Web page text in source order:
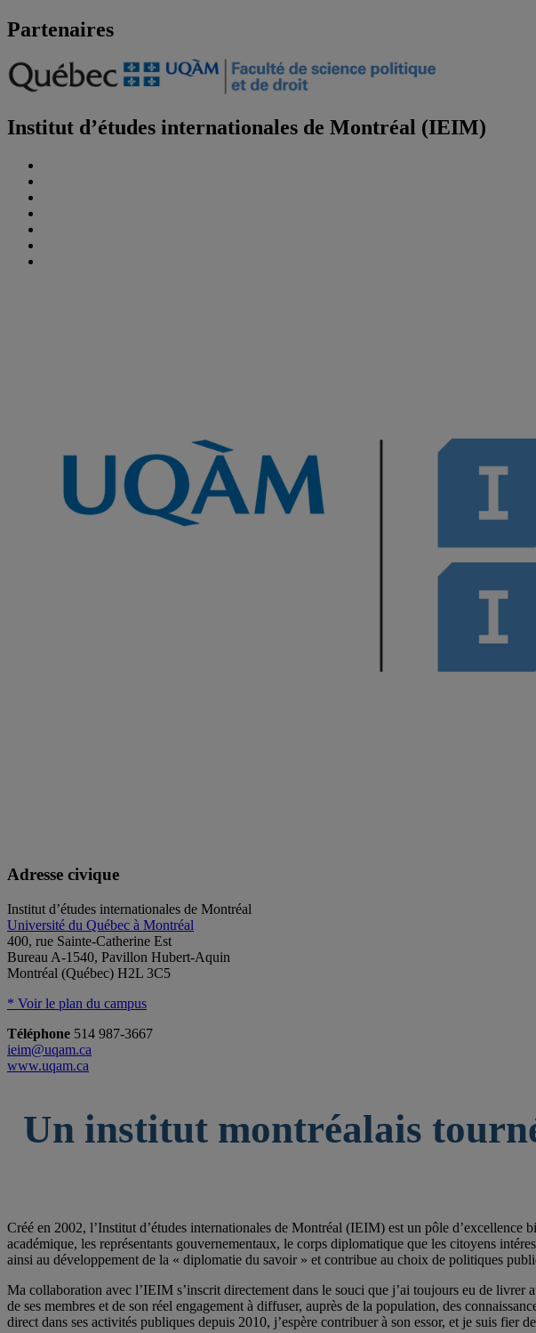
Partenaires
Institut d’études internationales de Montréal (IEIM)
Adresse civique
Institut d’études internationales de Montréal
Université du Québec à Montréal
400, rue Sainte-Catherine Est
Bureau A-1540, Pavillon Hubert-Aquin
Montréal (Québec) H2L 3C5
* Voir le plan du campus
Téléphone 514 987-3667
ieim@uqam.ca
www.uqam.ca
Un institut montréalais
Créé en 2002, l’Institut d’études internationales de Montréal (IEIM) est un pôle
académique, les représentants gouvernementaux, le corps diplomatique que les citoyens
ainsi au développement de la « diplomatie du savoir » et contribue au choix de politiques
Ma collaboration avec l’IEIM s’inscrit directement dans le souci que j’ai toujours eu de
de ses membres et de son réel engagement à diffuser, auprès de la population, des
direct dans ses activités publiques depuis 2010, j’espère contribuer à son essor, et je suis fier